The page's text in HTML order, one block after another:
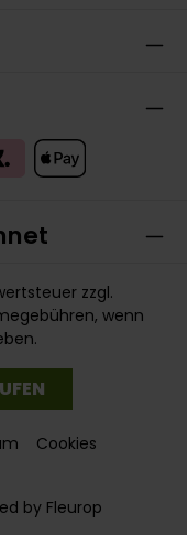
zzgl.
wenn
by Fleurop
Cookies